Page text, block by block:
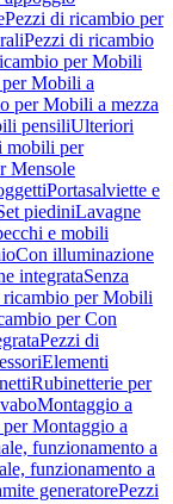
Pezzi di ricambio per
Pezzi di ricambio
per Mobili
Mobili a
per Mobili a mezza
pensiliUlteriori
mobili per
Mensole
Portasalviette e
piediniLavagne
e mobili
Con illuminazione
integrataSenza
ricambio per Mobili
per Con
Pezzi di
Elementi
Rubinetterie per
Montaggio a
Montaggio a
funzionamento a
funzionamento a
generatorePezzi